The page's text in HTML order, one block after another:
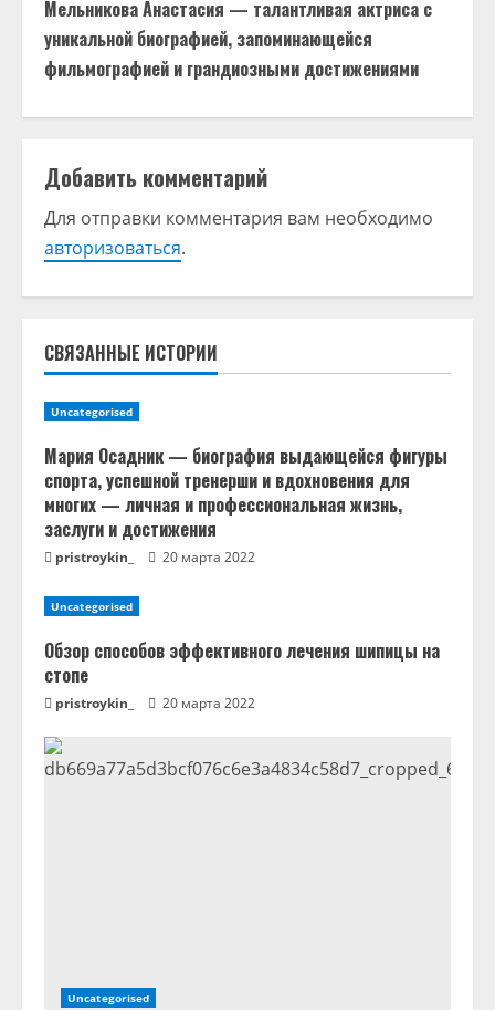
о
л
ж
и
т
ь
ч
т
е
н
и
е
Мельникова Анастасия — талантливая актриса с
уникальной биографией, запоминающейся
фильмографией и грандиозными достижениями
Добавить комментарий
Для отправки комментария вам необходимо
авторизоваться.
СВЯЗАННЫЕ ИСТОРИИ
Uncategorised
Мария Осадник — биография выдающейся фигуры
спорта, успешной тренерши и вдохновения для
многих — личная и профессиональная жизнь,
заслуги и достижения
pristroykin_ 20 марта 2022
Uncategorised
Обзор способов эффективного лечения шипицы на
стопе
pristroykin_ 20 марта 2022
Uncategorised